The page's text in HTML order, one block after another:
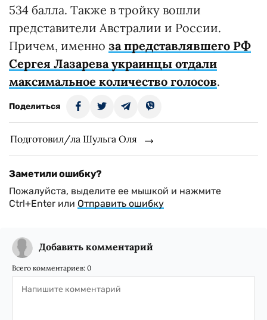
534 балла. Также в тройку вошли
представители Австралии и России.
Причем, именно за представлявшего РФ
Сергея Лазарева украинцы отдали
максимальное количество голосов.
Поделиться
Подготовил/ла Шульга Оля
Заметили ошибку?
Пожалуйста, выделите ее мышкой и нажмите
Ctrl+Enter или Отправить ошибку
Добавить комментарий
Всего комментариев: 0